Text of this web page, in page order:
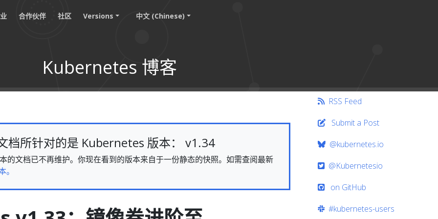
合作伙伴 社区 Versions 中文 (Chinese)
Kubernetes 博客
档所针对的是 Kubernetes 版本： v1.34
的文档已不再维护。你现在看到的版本来自于一份静态的快照。如需查阅最新
。
RSS Feed
Submit a Post
@kubernetes.io
@Kubernetesio
on GitHub
#kubernetes-users